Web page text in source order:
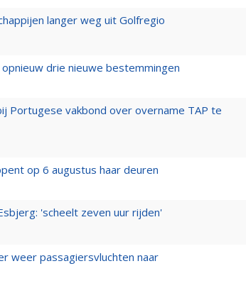
langer weg uit Golfregio
drie nieuwe bestemmingen
Portugese vakbond over overname TAP te
op 6 augustus haar deuren
'scheelt zeven uur rijden'
weer passagiersvluchten naar